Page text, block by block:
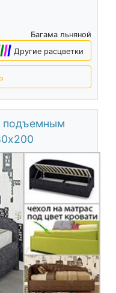
Багама льняной
||| Другие расцветки
подъемным